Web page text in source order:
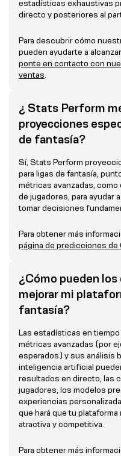
estadísticas exhaustivas
directo y posteriores al
Para descubrir cómo
pueden ayudarte a
ponte en contacto con
ventas.
¿ Stats Perform
proyecciones
de fantasía?
Sí, Stats Perform
para ligas de fantasía,
métricas avanzadas, como
de jugadores, para ayudar
tomar decisiones
Para obtener más
página de predicciones de
¿Cómo pueden
mejorar mi
fantasía?
Las estadísticas en
métricas avanzadas (por
esperados) y sus análisis
inteligencia artificial
resultados en directo, las
jugadores, los modelos
experiencias
que hará que tu plataforma
atractiva y competitiva.
Para obtener más